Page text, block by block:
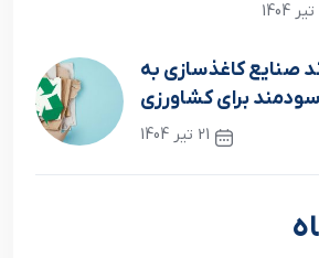
صنایع کاغذسازی به
سودمند برای کشاورزی
21 تیر 1404
نوشته بعدی